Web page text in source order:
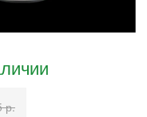
р.